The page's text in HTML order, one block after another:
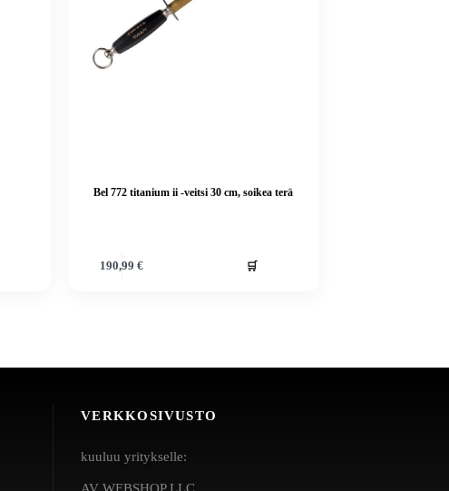
Bel 772 titanium ii -veitsi 30 cm, soikea terä
190,99€ 🛒
VERKKOSIVUSTO
kuuluu yritykselle:
AV WEBSHOP LLC